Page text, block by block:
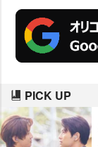
PICK UP